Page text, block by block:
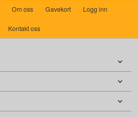
Om oss Gavekort Logg inn
Kontakt oss